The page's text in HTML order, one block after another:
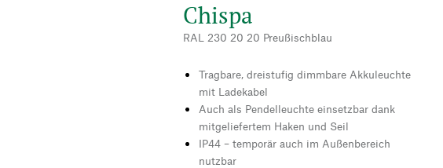
Chispa
RAL 230 20 20 Preußischblau
Tragbare, dreistufig dimmbare Akkuleuchte
mit Ladekabel
Auch als Pendelleuchte einsetzbar dank
mitgeliefertem Haken und Seil
IP44 – temporär auch im Außenbereich
nutzbar